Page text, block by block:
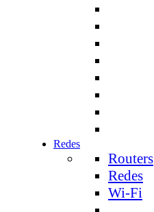
Redes
Routers
Redes
Wi-Fi